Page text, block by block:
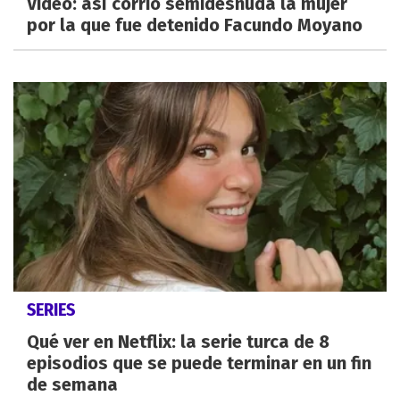
por la que fue detenido Facundo Moyano
SERIES
Qué ver en Netflix: la serie turca de 8
episodios que se puede terminar en un fin
de semana